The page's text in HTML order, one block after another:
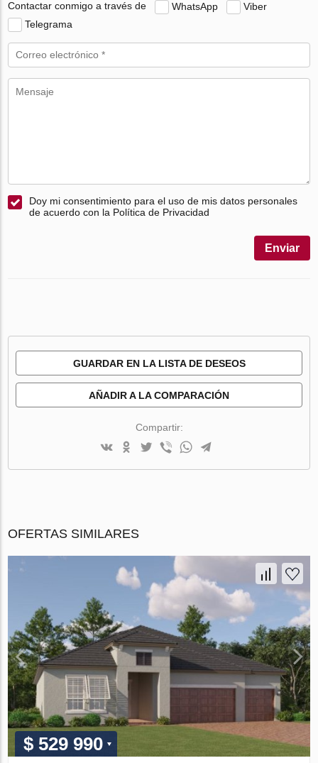
Contactar conmigo a través de WhatsApp
Viber
Telegrama
Doy mi consentimiento para el uso de mis datos personales
de acuerdo con la Política de Privacidad
Enviar
GUARDAR EN LA LISTA DE DESEOS
AÑADIR A LA COMPARACIÓN
Compartir:
OFERTAS SIMILARES
$ 529 990